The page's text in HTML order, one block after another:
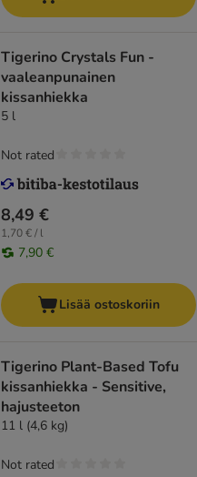
Tigerino Crystals Fun -
vaaleanpunainen
kissanhiekka
5 l
8,49 €
1,70 € / l
7,90 €
Not rated
Lisää ostoskoriin
Tigerino Plant-Based Tofu
kissanhiekka - Sensitive,
hajusteeton
11 l (4,6 kg)
Not rated